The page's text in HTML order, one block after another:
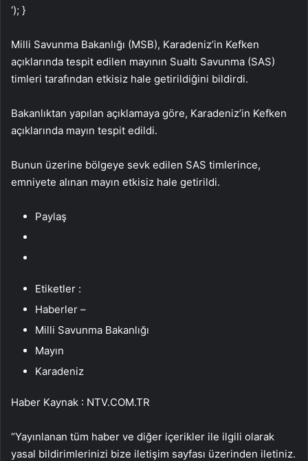
‘); }
Milli Savunma Bakanlığı (MSB), Karadeniz’in Kefken
açıklarında tespit edilen mayının Sualtı Savunma (SAS)
timleri tarafından etkisiz hale getirildiğini bildirdi.
Bakanlıktan yapılan açıklamaya göre, Karadeniz’in Kefken
açıklarında mayın tespit edildi.
Bunun üzerine bölgeye sevk edilen SAS timlerince,
emniyete alınan mayın etkisiz hale getirildi.
Paylaş
Etiketler :
Haberler –
Milli Savunma Bakanlığı
Mayın
Karadeniz
Haber Kaynak : NTV.COM.TR
“Yayınlanan tüm haber ve diğer içerikler ile ilgili olarak
yasal bildirimlerinizi bize iletişim sayfası üzerinden iletiniz.